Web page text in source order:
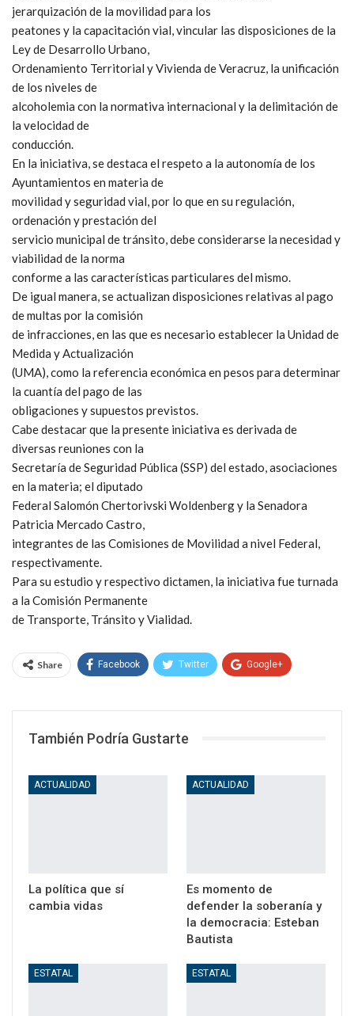
jerarquización de la movilidad para los
peatones y la capacitación vial, vincular las disposiciones de la
Ley de Desarrollo Urbano,
Ordenamiento Territorial y Vivienda de Veracruz, la unificación
de los niveles de
alcoholemia con la normativa internacional y la delimitación de
la velocidad de
conducción.
En la iniciativa, se destaca el respeto a la autonomía de los
Ayuntamientos en materia de
movilidad y seguridad vial, por lo que en su regulación,
ordenación y prestación del
servicio municipal de tránsito, debe considerarse la necesidad y
viabilidad de la norma
conforme a las características particulares del mismo.
De igual manera, se actualizan disposiciones relativas al pago
de multas por la comisión
de infracciones, en las que es necesario establecer la Unidad de
Medida y Actualización
(UMA), como la referencia económica en pesos para determinar
la cuantía del pago de las
obligaciones y supuestos previstos.
Cabe destacar que la presente iniciativa es derivada de
diversas reuniones con la
Secretaría de Seguridad Pública (SSP) del estado, asociaciones
en la materia; el diputado
Federal Salomón Chertorivski Woldenberg y la Senadora
Patricia Mercado Castro,
integrantes de las Comisiones de Movilidad a nivel Federal,
respectivamente.
Para su estudio y respectivo dictamen, la iniciativa fue turnada
a la Comisión Permanente
de Transporte, Tránsito y Vialidad.
Share Facebook Twitter Google+
También Podría Gustarte
ACTUALIDAD
La política que sí
cambia vidas
ACTUALIDAD
Es momento de
defender la soberanía y
la democracia: Esteban
Bautista
ESTATAL ESTATAL